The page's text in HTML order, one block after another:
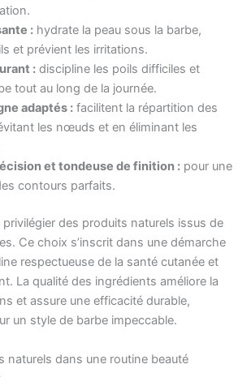
: hydrate la peau sous la barbe,
et prévient les irritations.
: discipline les poils difficiles et
tout au long de la journée.
adaptés : facilitent la répartition des
les nœuds et en éliminant les
et tondeuse de finition : pour une
contours parfaits.
des produits naturels issus de
Ce choix s’inscrit dans une démarche
respectueuse de la santé cutanée et
La qualité des ingrédients améliore la
et assure une efficacité durable,
un style de barbe impeccable.
naturels dans une routine beauté